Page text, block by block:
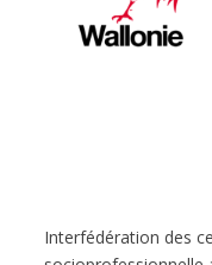
Interfédération des